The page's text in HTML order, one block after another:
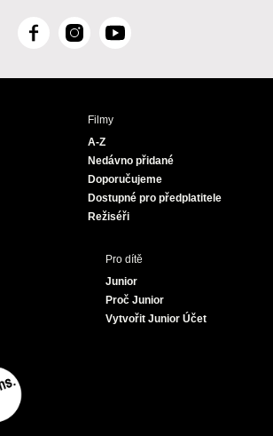
F
c
I
s
Y
u
Filmy
A-Z
Nedávno přidané
Doporučujeme
Dostupné pro předplatitele
Režiséři
Pro dítě
Junior
Proč Junior
Vytvořit Junior Účet